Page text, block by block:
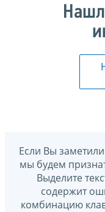
Если Вы
мы будем
Выделите
содержит
комбинацию